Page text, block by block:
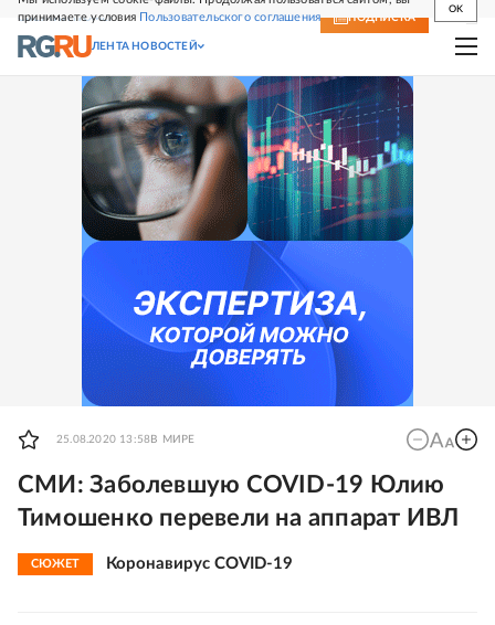
принимаете условия Пользовательского соглашения
OK
СВЕЖИЙ НОМЕР ПОДПИСКА
ЛЕНТА НОВОСТЕЙ
25.08.2020 13:58 В МИРЕ
СМИ: Заболевшую COVID-19 Юлию
Тимошенко перевели на аппарат ИВЛ
СЮЖЕТ Коронавирус COVID-19